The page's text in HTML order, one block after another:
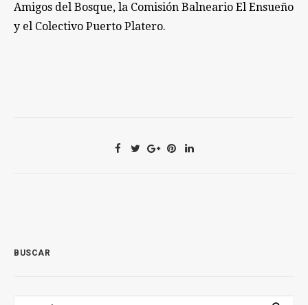
Amigos del Bosque, la Comisión Balneario El Ensueño
y el Colectivo Puerto Platero.
BUSCAR